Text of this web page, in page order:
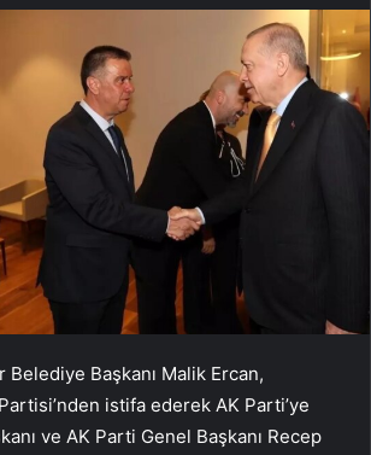
Belediye Başkanı Malik Ercan,
istifa ederek AK Parti’ye
ve AK Parti Genel Başkanı Recep